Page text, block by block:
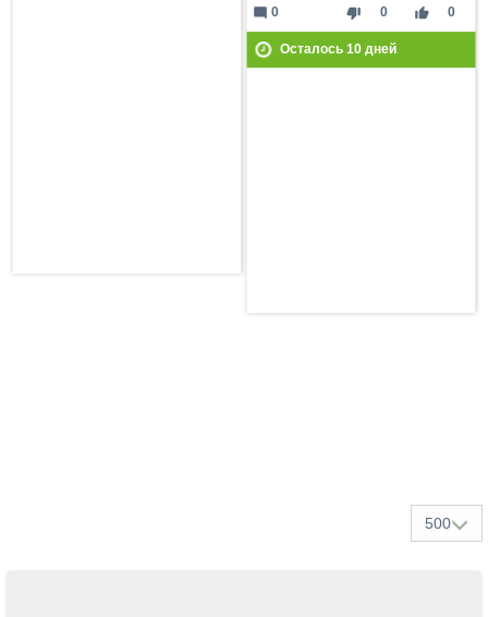
thumb_down 0 thumb_up 0
mode_comment 0
Осталось 10дней
500